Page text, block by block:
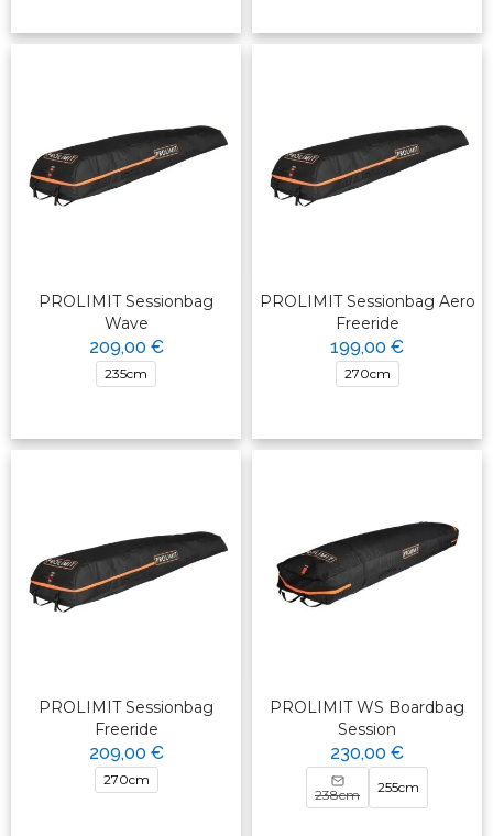
PROLIMIT Sessionbag
Wave
209,00 €
235cm
PROLIMIT Sessionbag Aero
Freeride
199,00 €
270cm
PROLIMIT Sessionbag
Freeride
209,00 €
270cm
PROLIMIT WS Boardbag
Session
230,00 €
238cm 255cm